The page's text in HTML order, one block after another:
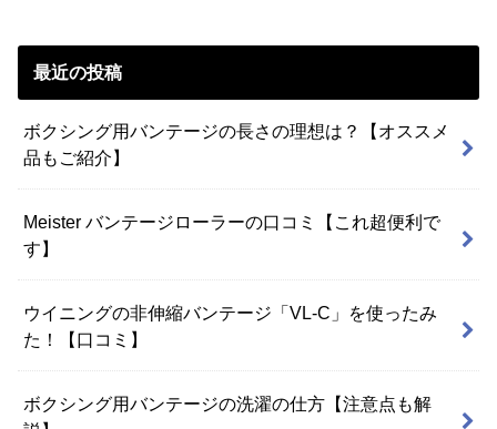
最近の投稿
ボクシング用バンテージの長さの理想は？【オススメ
品もご紹介】
Meister バンテージローラーの口コミ【これ超便利で
す】
ウイニングの非伸縮バンテージ「VL-C」を使ったみ
た！【口コミ】
ボクシング用バンテージの洗濯の仕方【注意点も解